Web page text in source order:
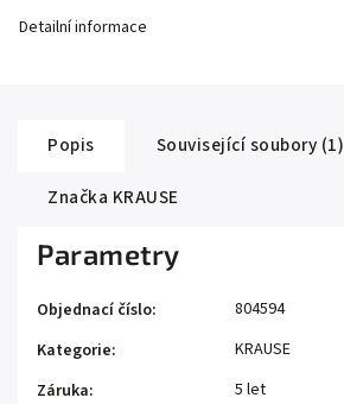
Detailní informace
Popis
Související soubory (1)
Značka KRAUSE
Parametry
Objednací číslo:
804594
Kategorie:
KRAUSE
Záruka:
5 let